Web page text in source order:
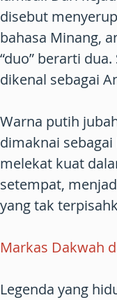
disebut
bahasa Minang,
“duo” berarti
dikenal sebagai
Warna putih
dimaknai
melekat kuat
setempat,
yang tak
Markas Dakwah
Legenda yang